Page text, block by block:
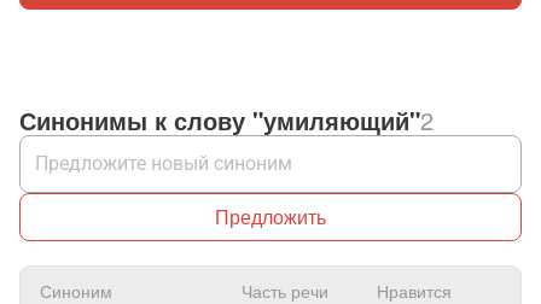
Синонимы к слову "умиляющий"2
Предложить
Синоним Часть речи Нравится